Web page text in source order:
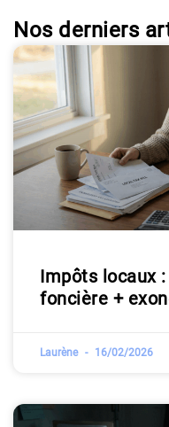
Nos derniers
Impôts locaux
foncière +
Laurène 16/02/2026